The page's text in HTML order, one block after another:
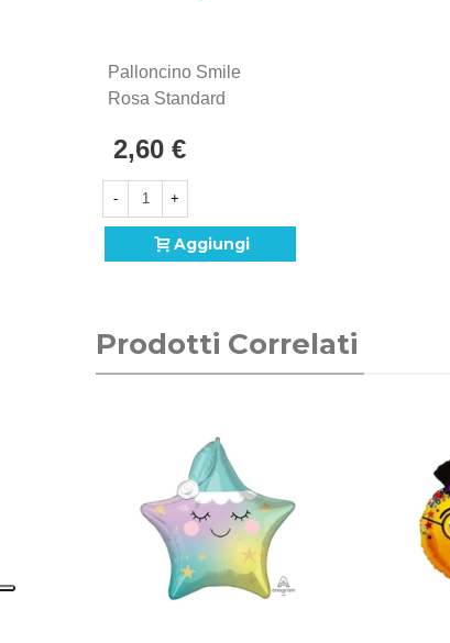
Palloncino Smile
Rosa Standard
Mylar, 1pz.
2,60 €
- +
Aggiungi
Prodotti Correlati